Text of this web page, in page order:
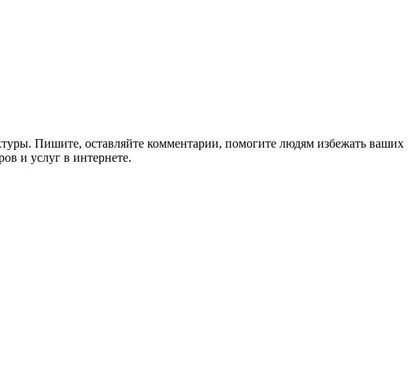
Пишите, оставляйте комментарии, помогите людям избежать ваших
и услуг в интернете.